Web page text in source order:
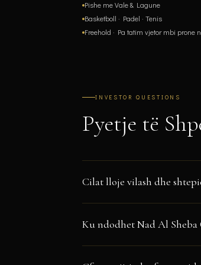
Pishe me Vale & Lagune
Basketboll · Padel · Tenis
Freehold · Pa tatim vjetor mbi prone
INVESTOR QUESTIONS
Pyetje të
Cilat lloje vilash dhe
dhomesheme hapesira
Ku ndodhet Nad Al Sheba